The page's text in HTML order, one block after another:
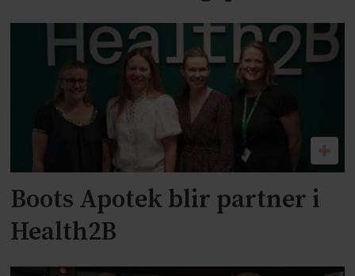
Boots Apotek blir partner i
Health2B